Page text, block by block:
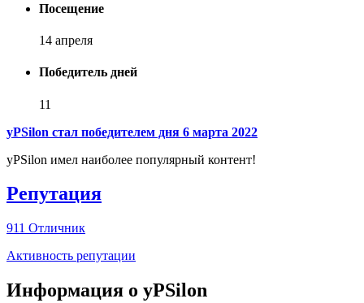
Посещение
14 апреля
Победитель дней
11
yPSilon стал победителем дня 6 марта 2022
yPSilon имел наиболее популярный контент!
Репутация
911 Отличник
Активность репутации
Информация о yPSilon